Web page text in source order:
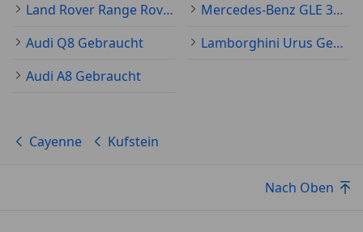
Land Rover Range Rover Sport Gebraucht
Mercedes-Benz GLE 350 Gebraucht
Audi Q8 Gebraucht
Lamborghini Urus Gebraucht
Audi A8 Gebraucht
Cayenne Kufstein
Nach Oben